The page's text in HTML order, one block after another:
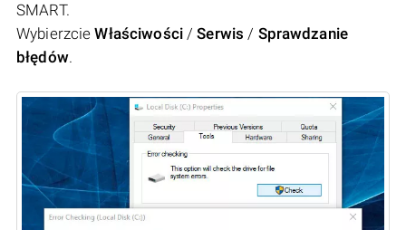
SMART.
WybierzcieWłaściwości/Serwis / Sprawdzanie
błędów.